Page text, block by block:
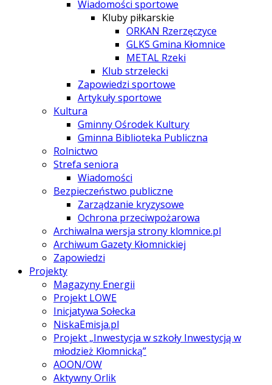
Wiadomości sportowe
Kluby piłkarskie
ORKAN Rzerzęczyce
GLKS Gmina Kłomnice
METAL Rzeki
Klub strzelecki
Zapowiedzi sportowe
Artykuły sportowe
Kultura
Gminny Ośrodek Kultury
Gminna Biblioteka Publiczna
Rolnictwo
Strefa seniora
Wiadomości
Bezpieczeństwo publiczne
Zarządzanie kryzysowe
Ochrona przeciwpożarowa
Archiwalna wersja strony klomnice.pl
Archiwum Gazety Kłomnickiej
Zapowiedzi
Projekty
Magazyny Energii
Projekt LOWE
Inicjatywa Sołecka
NiskaEmisja.pl
Projekt „Inwestycja w szkoły Inwestycją w
młodzież Kłomnicką”
AOON/OW
Aktywny Orlik